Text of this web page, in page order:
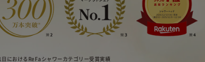
におけるReFaシャワーカテゴリー受賞実績